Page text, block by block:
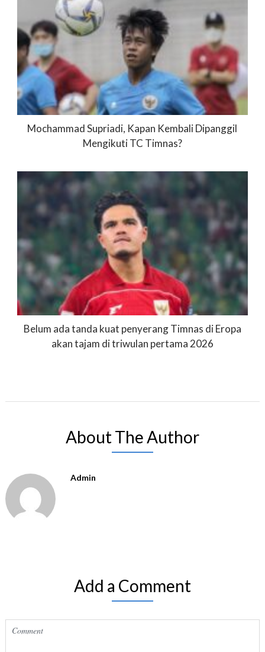
Mochammad Supriadi, Kapan Kembali Dipanggil
Mengikuti TC Timnas?
Belum ada tanda kuat penyerang Timnas di Eropa
akan tajam di triwulan pertama 2026
About The Author
Admin
Add a Comment